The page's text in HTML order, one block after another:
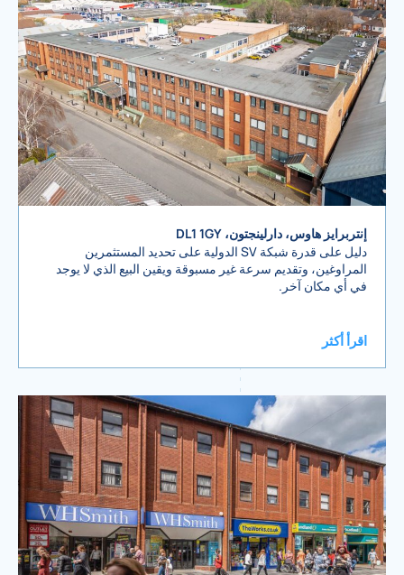
إنتربرايز هاوس، دارلينجتون، DL1 1GY
دليل على قدرة شبكة SV الدولية على تحديد المستثمرين
المراوغين، وتقديم سرعة غير مسبوقة ويقين البيع الذي لا يوجد
في أي مكان آخر.
اقرأ أكثر